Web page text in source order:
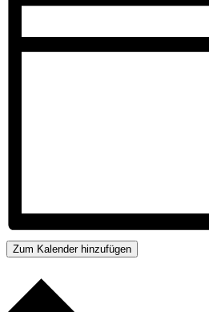
Zum Kalender hinzufügen